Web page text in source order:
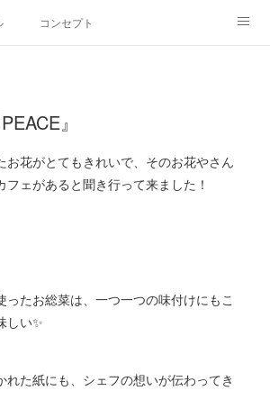
コンセプト
』
お花がとてもきれいで、そのお花やさん
フェがあると聞き行って来ました！
ったお総菜は、一つ一つの味付けにもこ
しい✨
れた紙にも、シェフの想いが伝わってき